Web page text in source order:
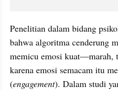
Penelitian dalam bidang
bahwa algoritma cenderung
memicu emosi
karena emosi semacam itu
(engagement). Dalam studi